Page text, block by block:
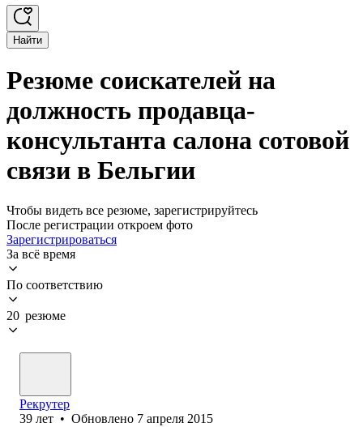
Найти
Резюме соискателей на
должность продавца-
консультанта салона сотовой
связи в Бельгии
Чтобы видеть все резюме, зарегистрируйтесь
После регистрации откроем фото
Зарегистрироваться
За всё время
По соответствию
20 резюме
Рекрутер
39 лет • Обновлено 7 апреля 2015